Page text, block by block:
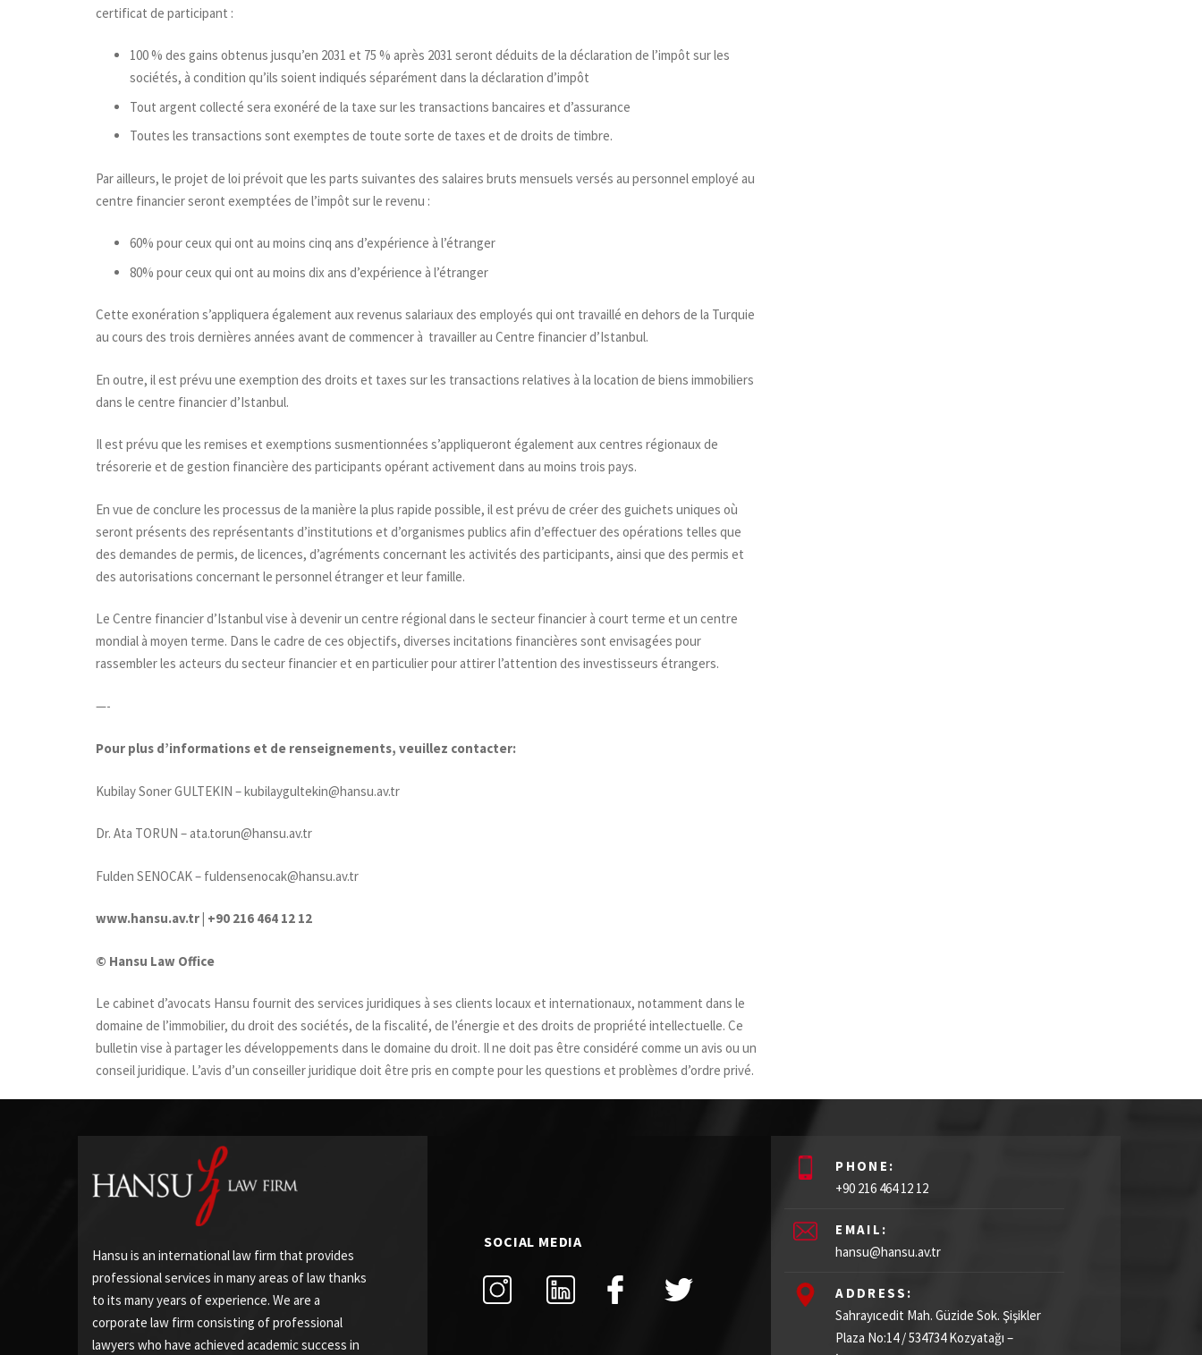
certificat de participant :
100 % des gains obtenus jusqu’en 2031 et 75 % après 2031 seront déduits de la déclaration de l’impôt sur les
sociétés, à condition qu’ils soient indiqués séparément dans la déclaration d’impôt
Tout argent collecté sera exonéré de la taxe sur les transactions bancaires et d’assurance
Toutes les transactions sont exemptes de toute sorte de taxes et de droits de timbre.
Par ailleurs, le projet de loi prévoit que les parts suivantes des salaires bruts mensuels versés au personnel employé au
centre financier seront exemptées de l’impôt sur le revenu :
60% pour ceux qui ont au moins cinq ans d’expérience à l’étranger
80% pour ceux qui ont au moins dix ans d’expérience à l’étranger
Cette exonération s’appliquera également aux revenus salariaux des employés qui ont travaillé en dehors de la Turquie
au cours des trois dernières années avant de commencer à travailler au Centre financier d’Istanbul.
En outre, il est prévu une exemption des droits et taxes sur les transactions relatives à la location de biens immobiliers
dans le centre financier d’Istanbul.
Il est prévu que les remises et exemptions susmentionnées s’appliqueront également aux centres régionaux de
trésorerie et de gestion financière des participants opérant activement dans au moins trois pays.
En vue de conclure les processus de la manière la plus rapide possible, il est prévu de créer des guichets uniques où
seront présents des représentants d’institutions et d’organismes publics afin d’effectuer des opérations telles que
des demandes de permis, de licences, d’agréments concernant les activités des participants, ainsi que des permis et
des autorisations concernant le personnel étranger et leur famille.
Le Centre financier d’Istanbul vise à devenir un centre régional dans le secteur financier à court terme et un centre
mondial à moyen terme. Dans le cadre de ces objectifs, diverses incitations financières sont envisagées pour
rassembler les acteurs du secteur financier et en particulier pour attirer l’attention des investisseurs étrangers.
—-
Pour plus d’informations et de renseignements, veuillez contacter:
Kubilay Soner GULTEKIN –kubilaygultekin@hansu.av.tr
Dr. Ata TORUN – ata.torun@hansu.av.tr
Fulden SENOCAK– fuldensenocak@hansu.av.tr
www.hansu.av.tr +90 216 464 12 12
© Hansu Law Office
Le cabinet d’avocats Hansu fournit des services juridiques à ses clients locaux et internationaux, notamment dans le
domaine de l’immobilier, du droit des sociétés, de la fiscalité, de l’énergie et des droits de propriété intellectuelle. Ce
bulletin vise à partager les développements dans le domaine du droit. Il ne doit pas être considéré comme un avis ou un
conseil juridique. L’avis d’un conseiller juridique doit être pris en compte pour les questions et problèmes d’ordre privé.
Hansu is an international law firm that provides
professional services in many areas of law thanks
to its many years of experience. We are a
corporate law firm consisting of professional
lawyers who have achieved academic success in
SOCIAL MEDIA
PHONE:
+90 216 464 12 12
EMAIL:
hansu@hansu.av.tr
ADDRESS:
Sahrayıcedit Mah. Güzide Sok. Şişikler
Plaza No:14 / 534734Kozyatağı –